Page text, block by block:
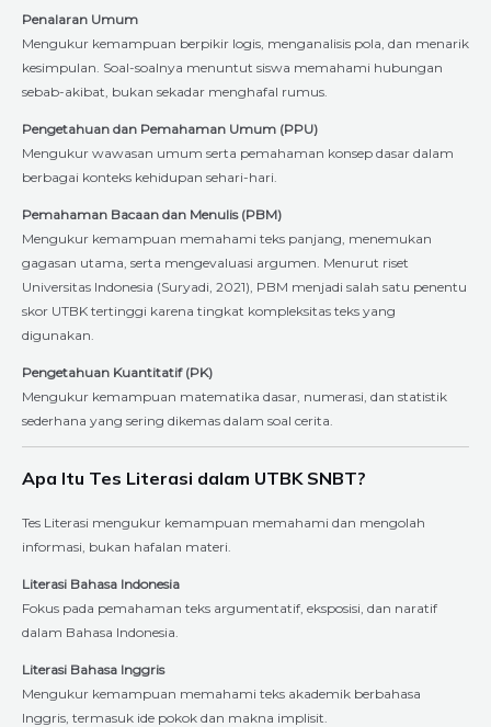
Penalaran Umum
Mengukur kemampuan berpikir logis, menganalisis pola, dan menarik
kesimpulan. Soal-soalnya menuntut siswa memahami hubungan
sebab-akibat, bukan sekadar menghafal rumus.
Pengetahuan dan Pemahaman Umum (PPU)
Mengukur wawasan umum serta pemahaman konsep dasar dalam
berbagai konteks kehidupan sehari-hari.
Pemahaman Bacaan dan Menulis (PBM)
Mengukur kemampuan memahami teks panjang, menemukan
gagasan utama, serta mengevaluasi argumen. Menurut riset
Universitas Indonesia (Suryadi, 2021), PBM menjadi salah satu penentu
skor UTBK tertinggi karena tingkat kompleksitas teks yang
digunakan.
Pengetahuan Kuantitatif (PK)
Mengukur kemampuan matematika dasar, numerasi, dan statistik
sederhana yang sering dikemas dalam soal cerita.
Apa Itu Tes Literasi dalam UTBK SNBT?
Tes Literasi mengukur kemampuan memahami dan mengolah
informasi, bukan hafalan materi.
Literasi Bahasa Indonesia
Fokus pada pemahaman teks argumentatif, eksposisi, dan naratif
dalam Bahasa Indonesia.
Literasi Bahasa Inggris
Mengukur kemampuan memahami teks akademik berbahasa
Inggris, termasuk ide pokok dan makna implisit.